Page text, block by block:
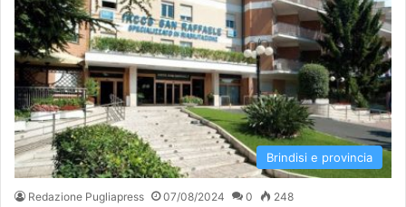
Brindisi e provincia
Redazione Pugliapress 07/08/2024 0 248